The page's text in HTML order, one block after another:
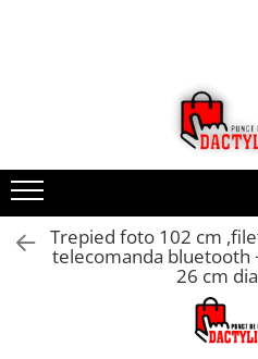
Trepied foto 102 cm
telecomanda bluetooth
26 cm